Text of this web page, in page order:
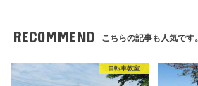
RECOMMEND こちらの記事も人気です。
自転車教室